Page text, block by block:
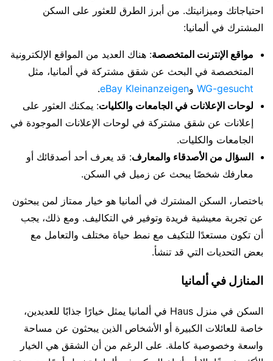
احتياجاتك وميزانيتك. من أبرز الطرق للعثور على السكن
المشترك في ألمانيا:
مواقع الإنترنت المتخصصة: هناك العديد من المواقع الإلكترونية
المتخصصة في البحث عن شقق مشتركة في ألمانيا، مثل
WG-gesucht وeBay Kleinanzeigen
.
لوحات الإعلانات في الجامعات والكليات: يمكنك العثور على
إعلانات عن شقق مشتركة في لوحات الإعلانات الموجودة في
الجامعات والكليات.
السؤال من الأصدقاء والمعارف: قد يعرف أحد أصدقائك أو
معارفك شخصًا يبحث عن زميل في السكن.
باختصار، السكن المشترك في ألمانيا هو خيار ممتاز لمن يبحثون
عن تجربة معيشية فريدة وتوفير في التكاليف. ومع ذلك، يجب
أن تكون مستعدًا للتكيف مع نمط حياة مختلف والتعامل مع
بعض التحديات التي قد تنشأ.
المنازل في ألمانيا
السكن في منزل Haus في ألمانيا يمثل خيارًا جذابًا للعديدين،
خاصة للعائلات الكبيرة أو الأشخاص الذين يبحثون عن مساحة
واسعة وخصوصية كاملة. على الرغم من أن الشقق هي الخيار